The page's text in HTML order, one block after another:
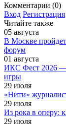
Комментарии (0)
Вход Регистрация
Читайте также
05 августа
В Москве
форум
01 августа
ИКС Фест 2026 —
игры
29 июля
«Нити»
29 июля
Из рока в оперу:
29 июля